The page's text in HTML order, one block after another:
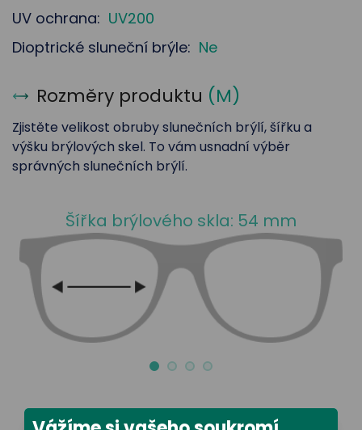
UV ochrana: UV200
Dioptrické sluneční brýle: Ne
Rozměry produktu (M)
Zjistěte velikost obruby slunečních brýlí, šířku a
výšku brýlových skel. To vám usnadní výběr
správných slunečních brýlí.
Šířka brýlového skla: 54 mm